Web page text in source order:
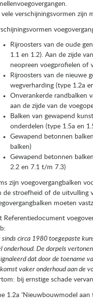
vele verschijningsvormen zijn
Rijroosters van de oude
1.1 en 1.2). Aan de zijde
neopreen voegprofielen of
Rijroosters van de nieuwe
wegverharding (type 1.2a
Onverankerde randbalken
aan de zijde van de
Balken van gewapend
onderdelen (type 1.5a en
Gewapend betonnen
balken)
Gewapend betonnen
2.2 en 7.1 t/m 7.3)
zijn voegovergangbalken
de stroefheid of de uitvulling
moeten
Referentiedocument
sinds circa 1980 toegepaste
onderhoud. De dorpels
dat door de toename
vaker onderhoud aan de
bij ernstige schade
1.2a ‘Nieuwbouwmodel